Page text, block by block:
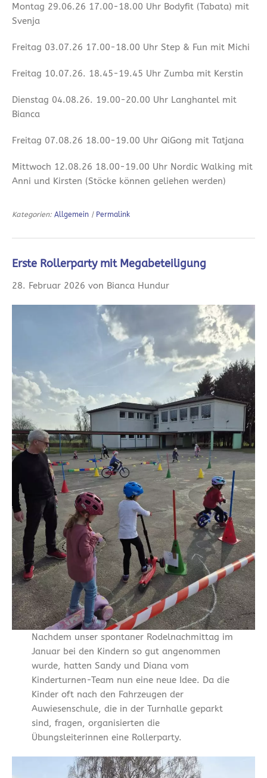
Montag 29.06.26 17.00-18.00 Uhr Bodyfit (Tabata) mit
Svenja
Freitag 03.07.26 17.00-18.00 Uhr Step & Fun mit Michi
Freitag 10.07.26. 18.45-19.45 Uhr Zumba mit Kerstin
Dienstag 04.08.26. 19.00-20.00 Uhr Langhantel mit
Bianca
Freitag 07.08.26 18.00-19.00 Uhr QiGong mit Tatjana
Mittwoch 12.08.26 18.00-19.00 Uhr Nordic Walking mit
Anni und Kirsten (Stöcke können geliehen werden)
Kategorien: Allgemein | Permalink
Erste Rollerparty mit Megabeteiligung
28. Februar 2026 von Bianca Hundur
Nachdem unser spontaner Rodelnachmittag im
Januar bei den Kindern so gut angenommen
wurde, hatten Sandy und Diana vom
Kinderturnen-Team nun eine neue Idee. Da die
Kinder oft nach den Fahrzeugen der
Auwiesenschule, die in der Turnhalle geparkt
sind, fragen, organisierten die
Übungsleiterinnen eine Rollerparty.